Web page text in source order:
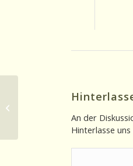
An der
Hinterlasse
Interview 26.02.2025: Nach der
Berlinale – Fazit und Ausblick –...